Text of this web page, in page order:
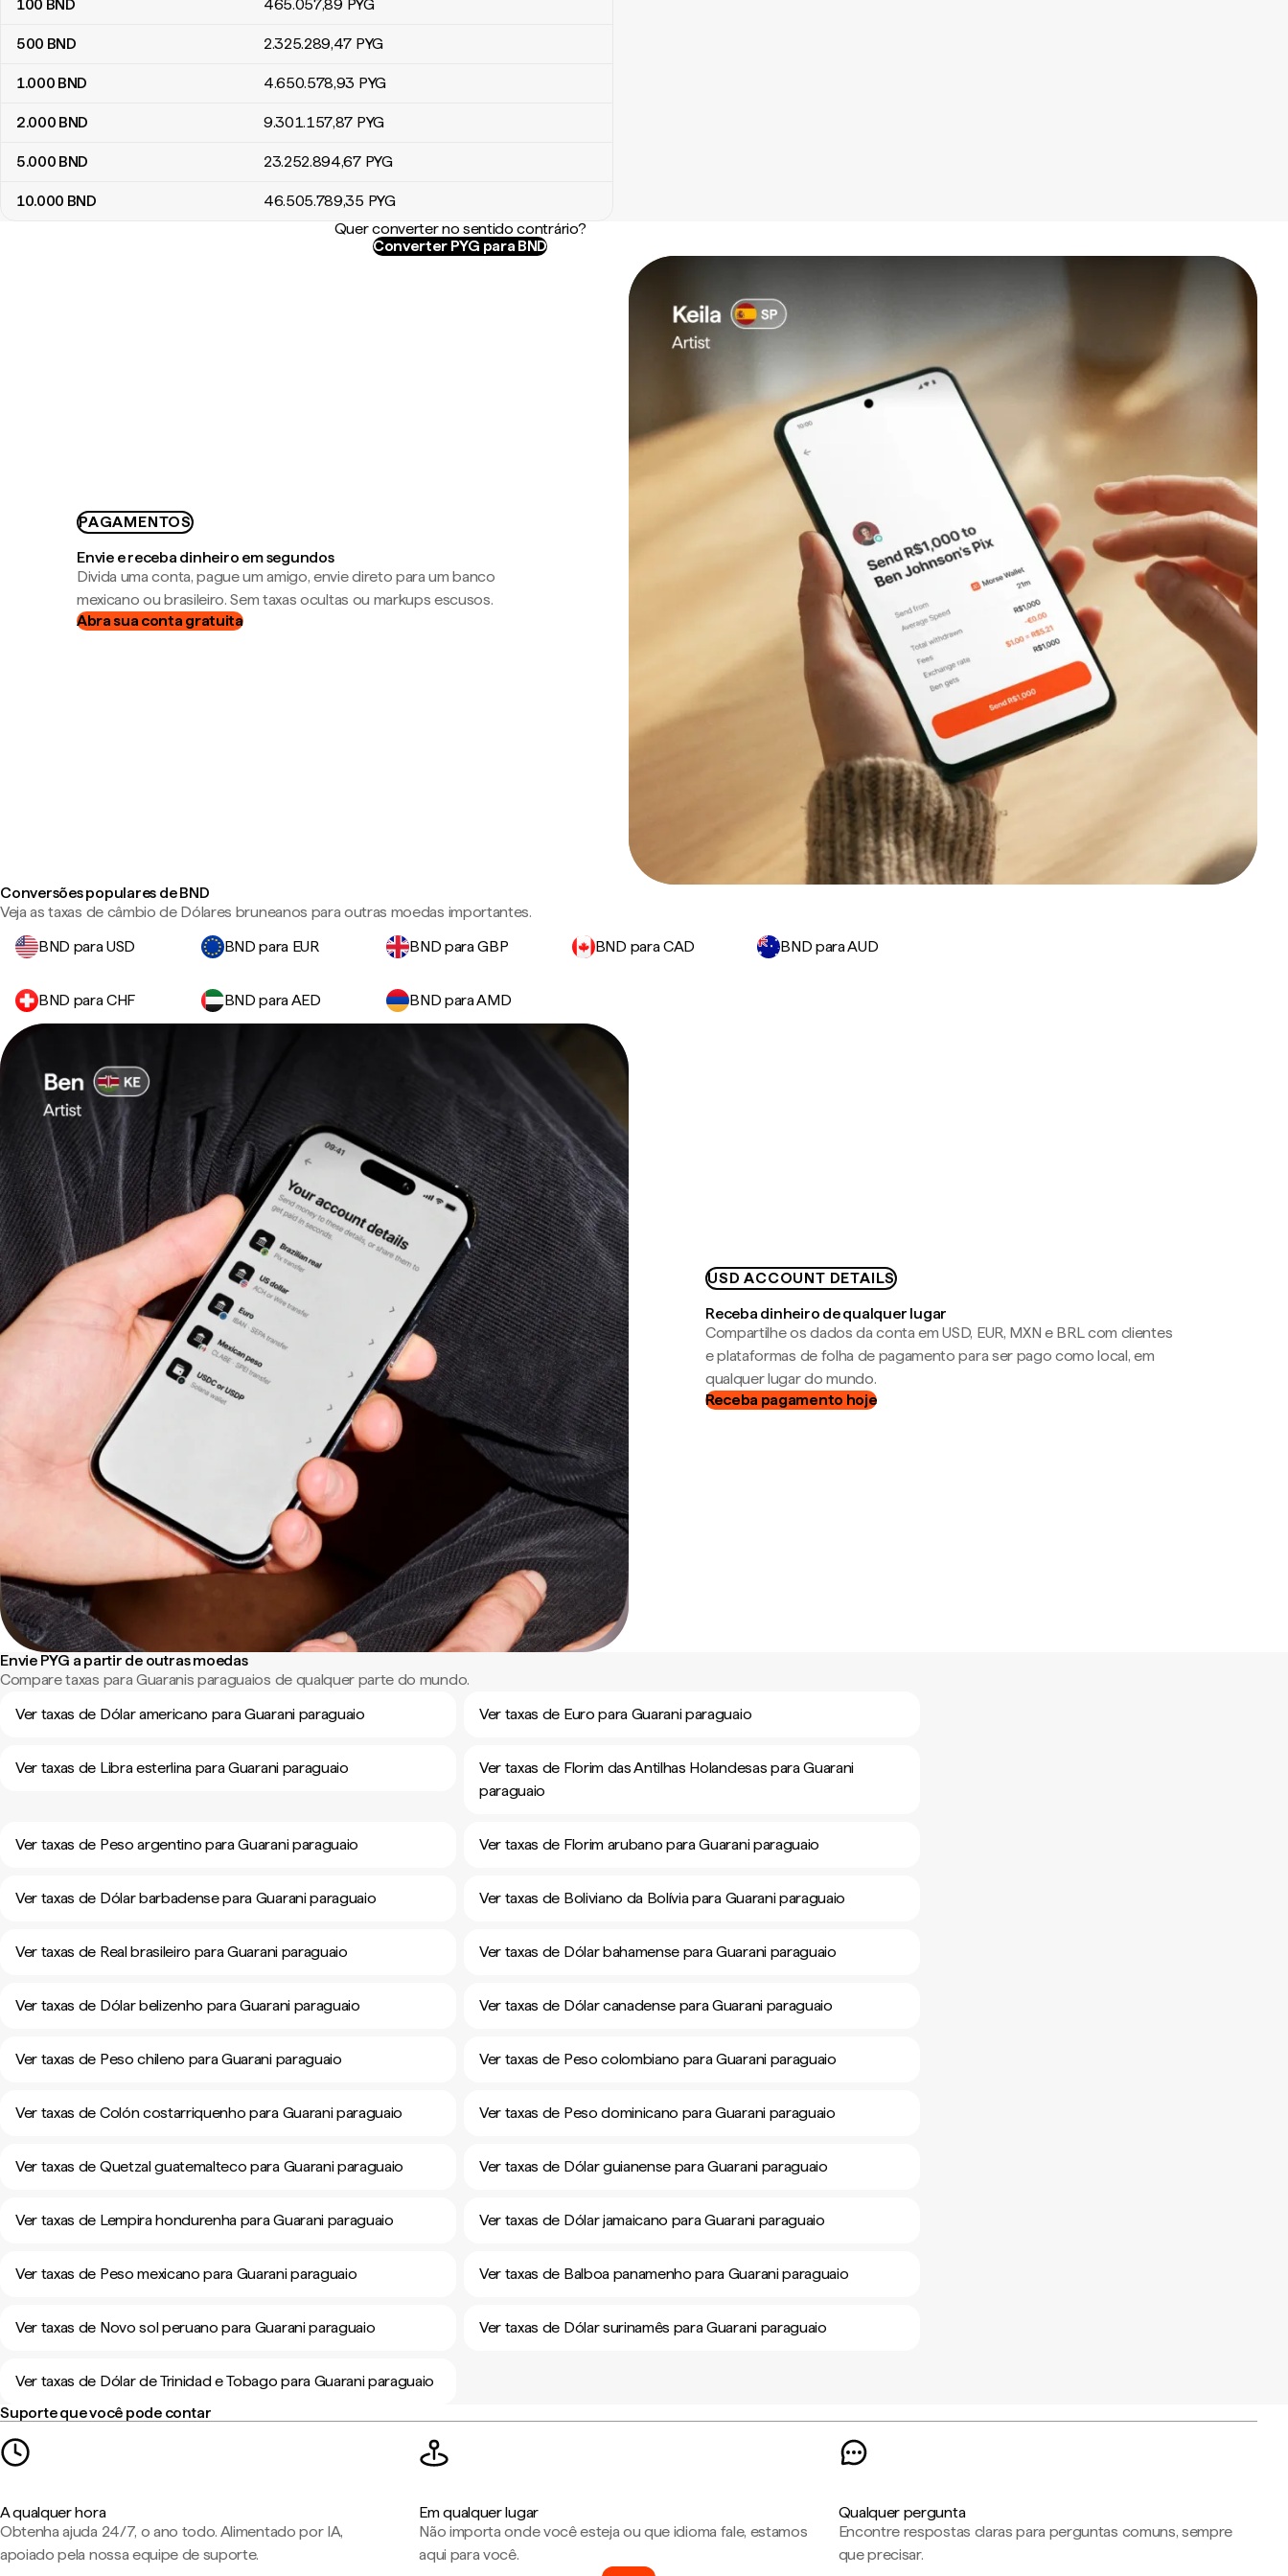
100 BND 465.057,89 PYG
500 BND 2.325.289,47 PYG
1.000 BND 4.650.578,93 PYG
2.000 BND 9.301.157,87 PYG
5.000 BND 23.252.894,67 PYG
10.000 BND 46.505.789,35 PYG
Quer converter no sentido contrário?
Converter PYG para BND
PAGAMENTOS
Envie e receba dinheiro em segundos
Divida uma conta, pague um amigo, envie direto para um banco
mexicano ou brasileiro. Sem taxas ocultas ou markups escusos.
Abra sua conta gratuita
Conversões populares de BND
Veja as taxas de câmbio de Dólares bruneanos para outras moedas importantes.
BND para USD
BND para EUR BND para GBP BND para CAD BND para AUD
BND para CHF BND para AED BND para AMD
USD ACCOUNT DETAILS
Receba dinheiro de qualquer lugar
Compartilhe os dados da conta em USD, EUR, MXN e BRL com clientes
e plataformas de folha de pagamento para ser pago como local, em
qualquer lugar do mundo.
Receba pagamento hoje
Envie PYG a partir de outras moedas
Compare taxas para Guaranis paraguaios de qualquer parte do mundo.
Ver taxas de Dólar americano para Guarani paraguaio
Ver taxas de Euro para Guarani paraguaio
Ver taxas de Libra esterlina para Guarani paraguaio
Ver taxas de Florim das Antilhas Holandesas para Guarani
paraguaio
Ver taxas de Peso argentino para Guarani paraguaio Ver taxas de Florim arubano para Guarani paraguaio
Ver taxas de Dólar barbadense para Guarani paraguaio Ver taxas de Boliviano da Bolívia para Guarani paraguaio
Ver taxas de Real brasileiro para Guarani paraguaio Ver taxas de Dólar bahamense para Guarani paraguaio
Ver taxas de Dólar belizenho para Guarani paraguaio Ver taxas de Dólar canadense para Guarani paraguaio
Ver taxas de Peso chileno para Guarani paraguaio Ver taxas de Peso colombiano para Guarani paraguaio
Ver taxas de Colón costarriquenho para Guarani paraguaio Ver taxas de Peso dominicano para Guarani paraguaio
Ver taxas de Quetzal guatemalteco para Guarani paraguaio Ver taxas de Dólar guianense para Guarani paraguaio
Ver taxas de Lempira hondurenha para Guarani paraguaio Ver taxas de Dólar jamaicano para Guarani paraguaio
Ver taxas de Peso mexicano para Guarani paraguaio Ver taxas de Balboa panamenho para Guarani paraguaio
Ver taxas de Novo sol peruano para Guarani paraguaio Ver taxas de Dólar surinamês para Guarani paraguaio
Ver taxas de Dólar de Trinidad e Tobago para Guarani paraguaio
Suporte que você pode contar
A qualquer hora
Obtenha ajuda 24/7, o ano todo. Alimentado por IA,
apoiado pela nossa equipe de suporte.
Em qualquer lugar
Não importa onde você esteja ou que idioma fale, estamos
aqui para você.
Qualquer pergunta
Encontre respostas claras para perguntas comuns, sempre
que precisar.